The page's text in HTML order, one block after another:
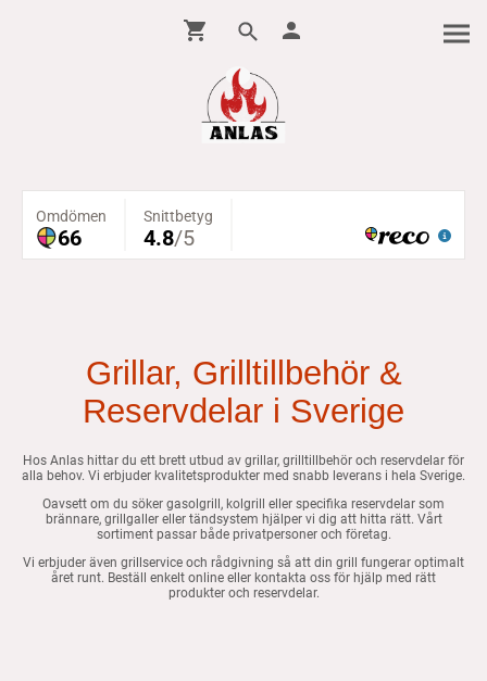
Grillar, Grilltillbehör &
Reservdelar i Sverige
Hos Anlas hittar du ett brett utbud av grillar, grilltillbehör och reservdelar för
alla behov. Vi erbjuder kvalitetsprodukter med snabb leverans i hela Sverige.
Oavsett om du söker gasolgrill, kolgrill eller specifika reservdelar som
brännare, grillgaller eller tändsystem hjälper vi dig att hitta rätt. Vårt
sortiment passar både privatpersoner och företag.
Vi erbjuder även grillservice och rådgivning så att din grill fungerar optimalt
året runt. Beställ enkelt online eller kontakta oss för hjälp med rätt
produkter och reservdelar.